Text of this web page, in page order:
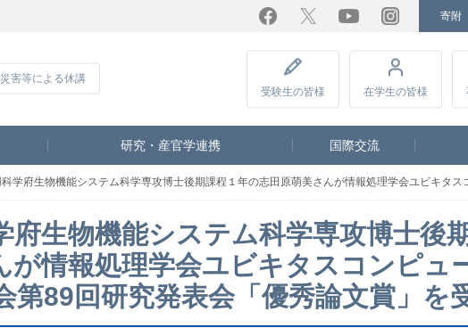
寄附
Facebook Twitter YouTube Instagram
災害等による休講
受験生の皆様 在学生の皆様
研究・産官学連携 国際交流
学府生物機能システム科学専攻博士後期課程１年の志田原萌美さんが情報処理学会ユビキタスコ
府生物機能システム科学専攻博士後
が情報処理学会ユビキタスコンピュ
第89回研究発表会「優秀論文賞」を